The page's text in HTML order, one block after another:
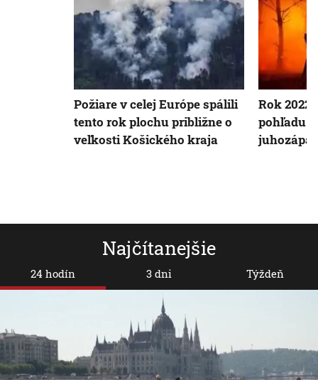
Najčítanejšie
24 hodín 3 dni Týždeň
Požiare v celej Európe spálili
tento rok plochu približne o
veľkosti Košického kraja
Rok 2022
pohľadu